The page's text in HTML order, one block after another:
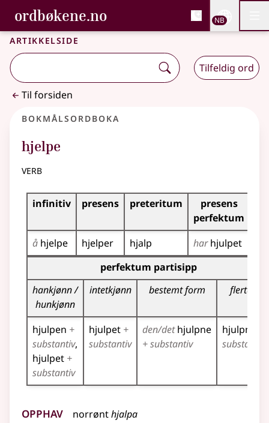
Gå til hovedinnhold
Tilgjengelighet
ordbøkene.no, Bokmålsordboka og
Bokmålsordboka og Nynorskordboka
NB
Artikkelside
Tilfeldig ord
Til forsiden
Bokmålsordboka
hjelpe
verb
Bøyingstabell for dette verbet
infinitiv presens preteritum
presens
perfektum
å hjelpe hjelper hjalp harhjulpet
Bøyingstabell for dette verbet (partisippformer)
perfektum partisipp
hankjønn /
hunkjønn
intetkjønn bestemt form flertall
hjulpen +
substantiv
hjulpet +
substantiv
hjulpet +
substantiv
den/dethjulpne
+ substantiv
hjulpne
substantiv
Opphav norrønthjalpa